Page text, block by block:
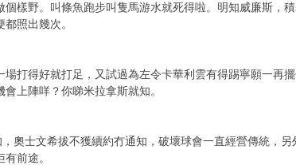
樣野。叫條魚跑步叫隻馬游水就死得啦。明知威廉斯，
照出幾次。
打得好就打足，又試過為左令卡華利雲有得踢寧願一再
上陣咩？你睇米拉拿斯就知。
奧士文希拔不獲續約冇通知，破壞球會一直經營傳統，
前途。